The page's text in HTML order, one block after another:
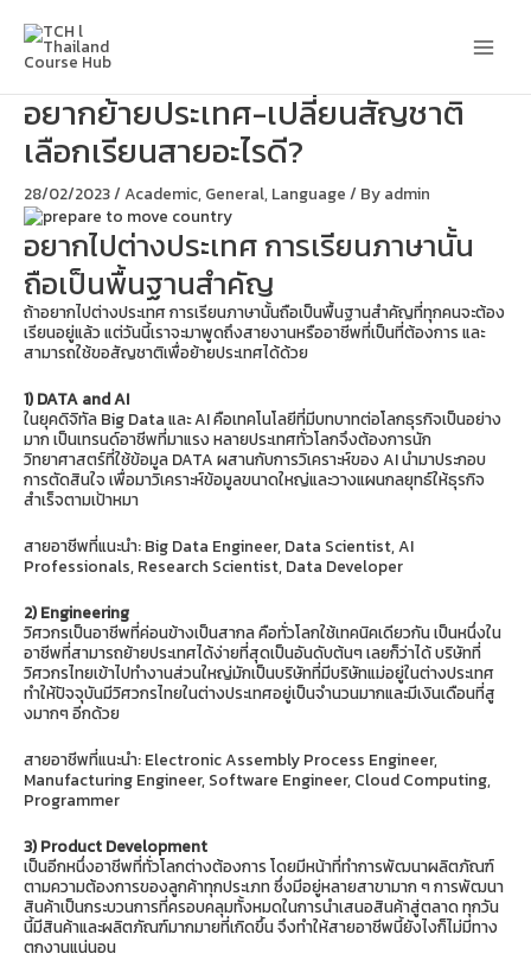
content
อยากย้ายประเทศ-เปลี่ยนสัญชาติ
เลือกเรียนสายอะไรดี?
28/02/2023/Academic, General, Language / By admin
อยากไปต่างประเทศ การเรียนภาษานั้น
ถือเป็นพื้นฐานสำคัญ
ถ้าอยากไปต่างประเทศ การเรียนภาษานั้นถือเป็นพื้นฐานสำคัญที่ทุกคนจะต้อง
เรียนอยู่แล้ว แต่วันนี้เราจะมาพูดถึงสายงานหรืออาชีพที่เป็นที่ต้องการ และ
สามารถใช้ขอสัญชาติเพื่อย้ายประเทศได้ด้วย
1) DATA and AI
ในยุคดิจิทัล Big Data และ AI คือเทคโนโลยีที่มีบทบาทต่อโลกธุรกิจเป็นอย่าง
มาก เป็นเทรนด์อาชีพที่มาแรง หลายประเทศทั่วโลกจึงต้องการนัก
วิทยาศาสตร์ที่ใช้ข้อมูล DATA ผสานกับการวิเคราะห์ของ AI นำมาประกอบ
การตัดสินใจ เพื่อมาวิเคราะห์ข้อมูลขนาดใหญ่และวางแผนกลยุทธ์ให้ธุรกิจ
สำเร็จตามเป้าหมา
สายอาชีพที่แนะนำ: Big Data Engineer, Data Scientist, AI
Professionals, Research Scientist, Data Developer
2) Engineering
วิศวกรเป็นอาชีพที่ค่อนข้างเป็นสากล คือทั่วโลกใช้เทคนิคเดียวกัน เป็นหนึ่งใน
อาชีพที่สามารถย้ายประเทศได้ง่ายที่สุดเป็นอันดับต้นๆ เลยก็ว่าได้ บริษัทที่
วิศวกรไทยเข้าไปทำงานส่วนใหญ่มักเป็นบริษัทที่มีบริษัทแม่อยู่ในต่างประเทศ
ทำให้ปัจจุบันมีวิศวกรไทยในต่างประเทศอยู่เป็นจำนวนมากและมีเงินเดือนที่สู
งมากๆ อีกด้วย
สายอาชีพที่แนะนำ: Electronic Assembly Process Engineer,
Manufacturing Engineer, Software Engineer, Cloud Computing,
Programmer
3) Product Development
เป็นอีกหนึ่งอาชีพที่ทั่วโลกต่างต้องการ โดยมีหน้าที่ทำการพัฒนาผลิตภัณฑ์
ตามความต้องการของลูกค้าทุกประเภท ซึ่งมีอยู่หลายสาขามาก ๆ การพัฒนา
สินค้าเป็นกระบวนการที่ครอบคลุมทั้งหมดในการนำเสนอสินค้าสู่ตลาด ทุกวัน
นี้มีสินค้าและผลิตภัณฑ์มากมายที่เกิดขึ้น จึงทำให้สายอาชีพนี้ยังไงก็ไม่มีทาง
ตกงานแน่นอน